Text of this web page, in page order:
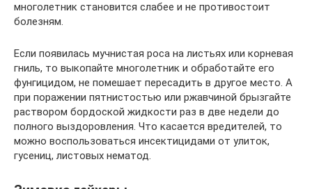
многолетник становится слабее и не противостоит
болезням.
Если появилась мучнистая роса на листьях или корневая
гниль, то выкопайте многолетник и обработайте его
фунгицидом, не помешает пересадить в другое место. А
при поражении пятнистостью или ржавчиной брызгайте
раствором бордоской жидкости раз в две недели до
полного выздоровления. Что касается вредителей, то
можно воспользоваться инсектицидами от улиток,
гусениц, листовых нематод.